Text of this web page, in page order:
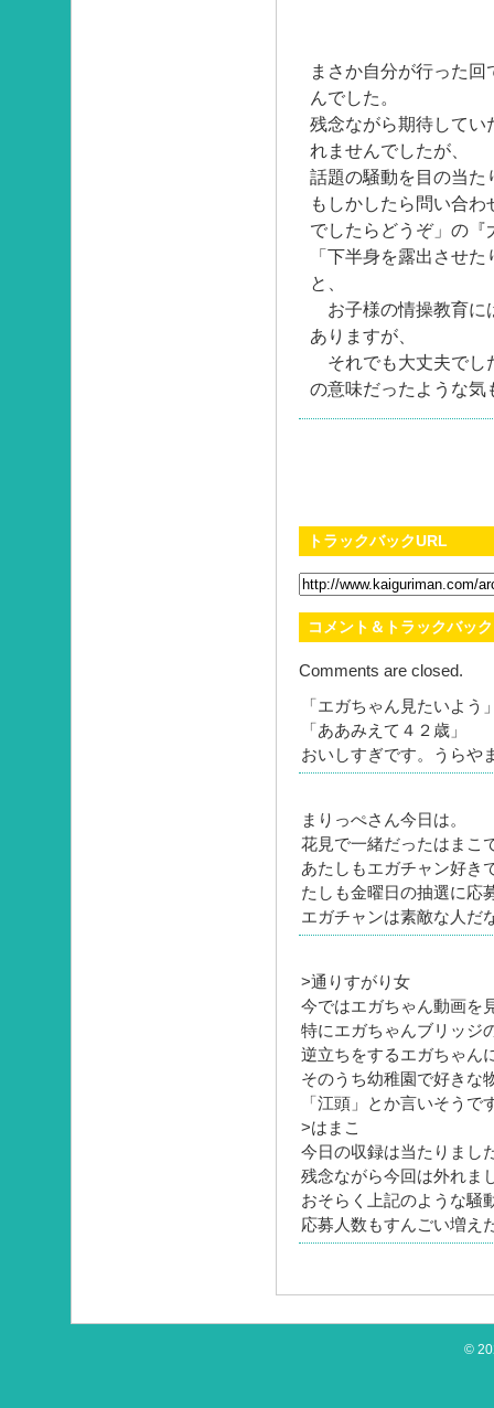
まさか自分が行った
んでした。
残念ながら期待してい
れませんでしたが、
話題の騒動を目の当た
もしかしたら問い合
でしたらどうぞ」の『
「下半身を露出させ
と、
お子様の情操教育に
ありますが、
それでも大丈夫でし
の意味だったような気
トラックバックURL
コメント＆トラックバック
Comments are closed.
「エガちゃん見たいよ
「ああみえて４２歳」
おいしすぎです。うらや
まりっぺさん今日は。
花見で一緒だったはまこ
あたしもエガチャン好き
たしも金曜日の抽選に
エガチャンは素敵な人だ
>通りすがり女
今ではエガちゃん動画を
特にエガちゃんブリッジ
逆立ちをするエガちゃん
そのうち幼稚園で好きな
「江頭」とか言いそうで
>はまこ
今日の収録は当たりまし
残念ながら今回は外れま
おそらく上記のような騒
応募人数もすんごい増え
©